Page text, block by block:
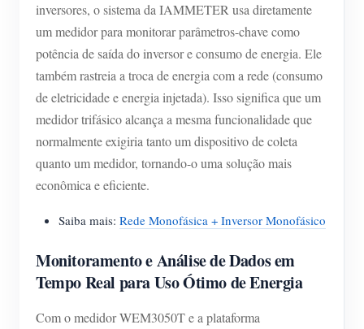
inversores, o sistema da IAMMETER usa diretamente
um medidor para monitorar parâmetros-chave como
potência de saída do inversor e consumo de energia. Ele
também rastreia a troca de energia com a rede (consumo
de eletricidade e energia injetada). Isso significa que um
medidor trifásico alcança a mesma funcionalidade que
normalmente exigiria tanto um dispositivo de coleta
quanto um medidor, tornando-o uma solução mais
econômica e eficiente.
Saiba mais: Rede Monofásica + Inversor Monofásico
Monitoramento e Análise de Dados em
Tempo Real para Uso Ótimo de Energia
Com o medidor WEM3050T e a plataforma